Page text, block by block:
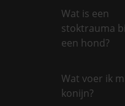
Wat is een
stoktrauma
een hond?
Wat voer ik
konijn?